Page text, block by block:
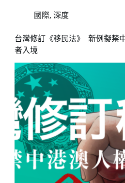
國際, 深度
台灣修訂《移民法》 新例擬禁
者入境